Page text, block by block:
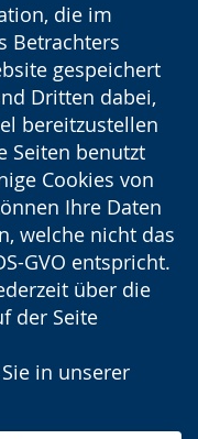
die im
Betrachters
gespeichert
Dritten dabei,
bereitzustellen
Seiten benutzt
Cookies von
Ihre Daten
welche nicht das
GVO entspricht.
über die
der Seite
in unserer